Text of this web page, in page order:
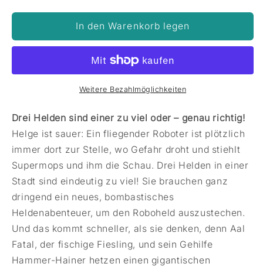
In den Warenkorb legen
Weitere Bezahlmöglichkeiten
Drei Helden sind einer zu viel oder – genau richtig!
Helge ist sauer: Ein fliegender Roboter ist plötzlich
immer dort zur Stelle, wo Gefahr droht und stiehlt
Supermops und ihm die Schau. Drei Helden in einer
Stadt sind eindeutig zu viel! Sie brauchen ganz
dringend ein neues, bombastisches
Heldenabenteuer, um den Roboheld auszustechen.
Und das kommt schneller, als sie denken, denn Aal
Fatal, der fischige Fiesling, und sein Gehilfe
Hammer-Hainer hetzen einen gigantischen